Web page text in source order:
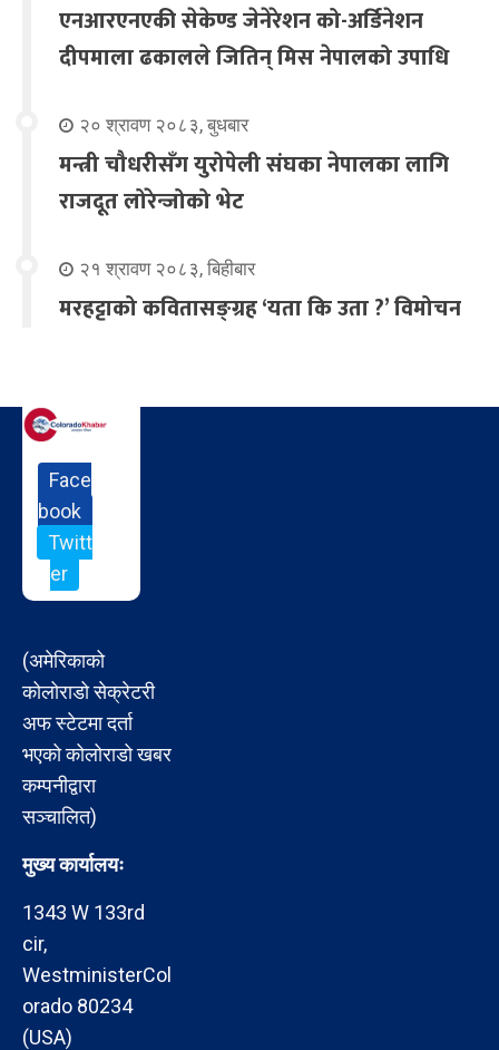
एनआरएनएकी सेकेण्ड जेनेरेशन को-अर्डिनेशन
दीपमाला ढकालले जितिन् मिस नेपालको उपाधि
२० श्रावण २०८३, बुधबार
मन्त्री चौधरीसँग युरोपेली संघका नेपालका लागि
राजदूत लोरेन्जोको भेट
२१ श्रावण २०८३, बिहीबार
मरहट्टाको कवितासङ्ग्रह ‘यता कि उता ?’ विमोचन
Face
book
Twitt
er
(अमेरिकाको
कोलोराडो सेक्रेटरी
अफ स्टेटमा दर्ता
भएको कोलोराडो खबर
कम्पनीद्वारा
सञ्चालित)
मुख्य कार्यालयः
1343 W 133rd
cir,
WestministerCol
orado 80234
(USA)